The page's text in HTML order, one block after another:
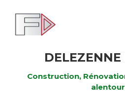
DELEZENNE
Construction,